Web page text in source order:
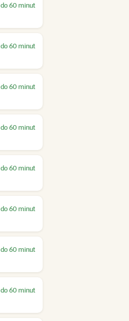
do 60 minut
do 60 minut
do 60 minut
do 60 minut
do 60 minut
do 60 minut
do 60 minut
do 60 minut